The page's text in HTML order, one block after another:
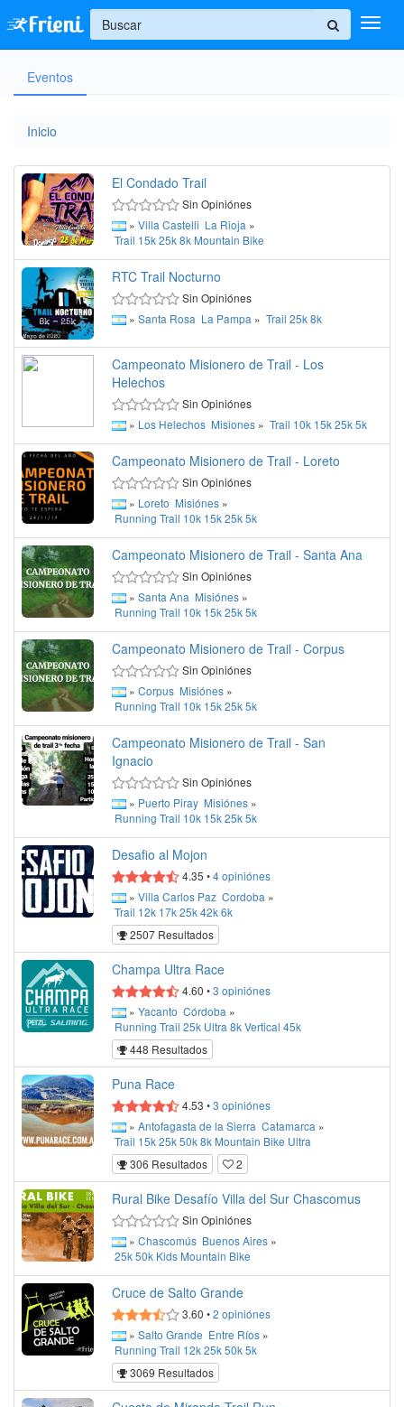
Ingresar
+
Eventos
Inicio
El Condado Trail
Sin Opiniónes
» Villa Castelli La Rioja »
Trail 15k25k8k Mountain Bike
RTC Trail Nocturno
Sin Opiniónes
» Santa Rosa La Pampa » Trail 25k8k
Campeonato Misionero de Trail - Los
Helechos
Sin Opiniónes
» Los Helechos Misiones » Trail 10k 15k25k5k
Campeonato Misionero de Trail - Loreto
Sin Opiniónes
» Loreto Misiónes »
Running Trail 10k 15k25k5k
Campeonato Misionero de Trail - Santa Ana
Sin Opiniónes
» Santa Ana Misiónes »
Running Trail 10k 15k25k5k
Campeonato Misionero de Trail - Corpus
Sin Opiniónes
» Corpus Misiónes »
Running Trail 10k 15k25k5k
Campeonato Misionero de Trail - San
Ignacio
Sin Opiniónes
» Puerto Piray Misiónes »
Running Trail 10k 15k25k5k
Desafio al Mojon
4.35 •4opiniónes
» Villa Carlos Paz Cordoba »
Trail 12k 17k25k42k6k
2507 Resultados
Champa Ultra Race
4.60 •3 opiniónes
» Yacanto Córdoba »
Running Trail 25k Ultra 8kVertical 45k
448 Resultados
Puna Race
4.53 •3 opiniónes
» Antofagasta de la Sierra Catamarca »
Trail 15k25k50k8k Mountain Bike Ultra
306 Resultados
2
Rural Bike Desafío Villa del Sur Chascomus
Sin Opiniónes
» Chascomús Buenos Aires »
25k50k Kids Mountain Bike
Cruce de Salto Grande
3.60 •2 opiniónes
» Salto Grande Entre Ríos »
Running Trail 12k25k50k5k
3069 Resultados